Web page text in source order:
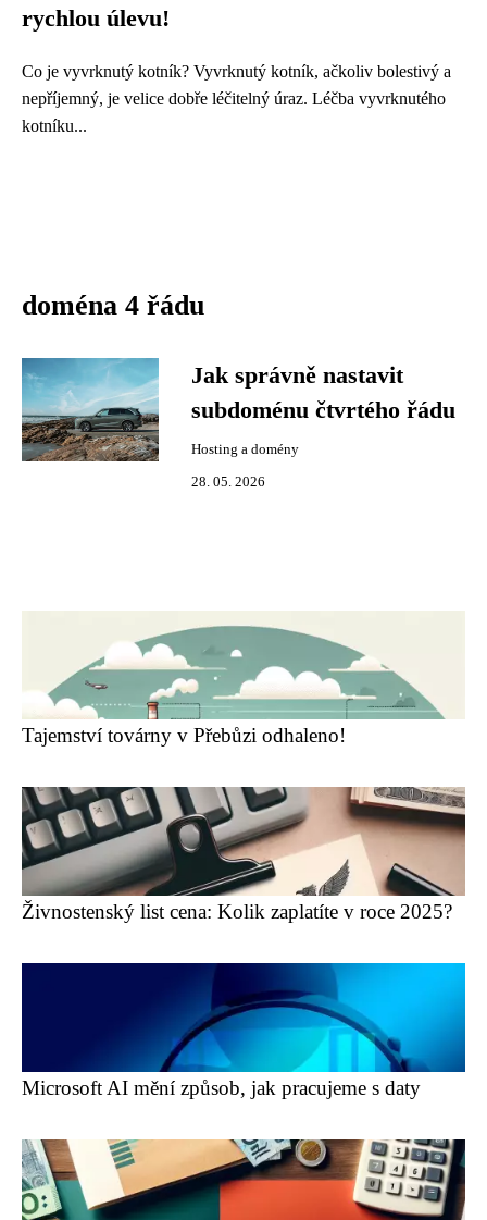
rychlou úlevu!
Co je vyvrknutý kotník? Vyvrknutý kotník, ačkoliv bolestivý a
nepříjemný, je velice dobře léčitelný úraz. Léčba vyvrknutého
kotníku...
doména 4 řádu
Jak správně nastavit
subdoménu čtvrtého řádu
Hosting a domény
28. 05. 2026
Tajemství továrny v Přebůzi odhaleno!
Živnostenský list cena: Kolik zaplatíte v roce 2025?
Microsoft AI mění způsob, jak pracujeme s daty